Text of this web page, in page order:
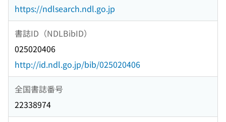
https://ndlsearch.ndl.go.jp
書誌ID（NDLBibID）
025020406
http://id.ndl.go.jp/bib/025020406
全国書誌番号
22338974